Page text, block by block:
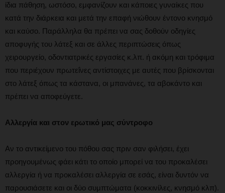
ίδια πάθηση, ωστόσο, εμφανίζουν και κάποιες γυναίκες που
κατά την διάρκεια και μετά την επαφή νιώθουν έντονο κνησμό
και καύσο. Παράλληλα θα πρέπει να σας δοθούν οδηγίες
αποφυγής του λάτεξ και σε άλλες περιπτώσεις όπως
χειρουργείο, οδοντιατρικές εργασίες κ.λπ. ή ακόμη και τρόφιμα
που περιέχουν πρωτεΐνες αντίστοιχες με αυτές που βρίσκονται
στο λάτεξ όπως τα κάστανα, οι μπανάνες, τα αβοκάντο και
πρέπει να αποφεύγετε.
Αλλεργία και στον ερωτικό μας σύντροφο
Αν το αντικείμενο του πόθου σας πριν σαν φιλήσει, έχει
προηγουμένως φάει κάτι το οποίο μπορεί να του προκαλέσει
αλλεργία ή να προκαλέσει αλλεργία σε εσάς, είναι δυντόν να
παρουσιάσετε και οι δύο συμπτώματα (κοκκινίλες, κνησμό κλπ).